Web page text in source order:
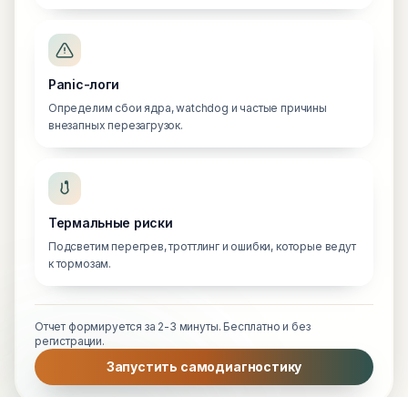
Panic-логи
Определим сбои ядра, watchdog и частые причины
внезапных перезагрузок.
Термальные риски
Подсветим перегрев, троттлинг и ошибки, которые ведут
к тормозам.
Отчет формируется за 2-3 минуты. Бесплатно и без
регистрации.
Запустить самодиагностику